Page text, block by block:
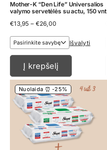
Mother-K “Den Life” Universalios
valymo servetėlės su actu, 150 vnt
€13,95 – €26,00
€13,95
throughIšvalyti
Į krepšelį
Nuolaida ⏰ -25%